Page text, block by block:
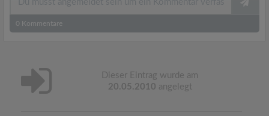
0 Kommentare
Dieser Eintrag wurde am
20.05.2010 angelegt